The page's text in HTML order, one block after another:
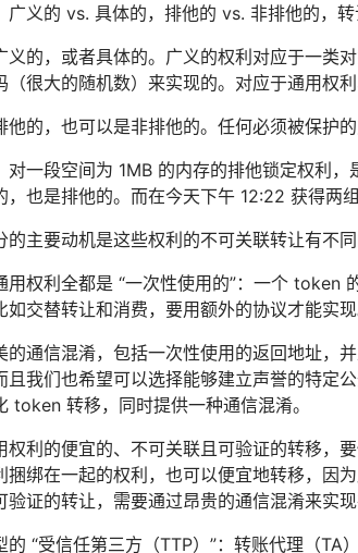
广义的 vs. 具体的，排他的 vs. 非排他的，
义的，或者具体的。广义的权利对应于一类
（很大的随机数）来实现的。对应于通用权
他的，也可以是非排他的。任何必须被保护
对一段空间为 1MB 的内存的排他锁定权利
，也是排他的。而在今天下午 12:22 获得两
的主要动机是这些权利的不可关联转让有不同
用权利全都是 “一次性使用的”：一个 token
如交替转让和消费，要用额外的协议才能实现
的通信混淆，包括一次性使用的返回地址，
且我们也希望可以选择能够建立声誉的特定
token 转移，同时提供一种通信混淆。
权利的便宜的、不可关联且可验证的转移，
捆绑在一起的权利，也可以便宜地转移，因
验证的转让，需要通过昂贵的通信混淆来实现
的 “受信任第三方（TTP）”：转账代理（